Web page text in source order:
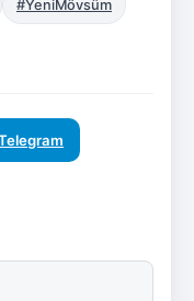
#YeniMövsüm